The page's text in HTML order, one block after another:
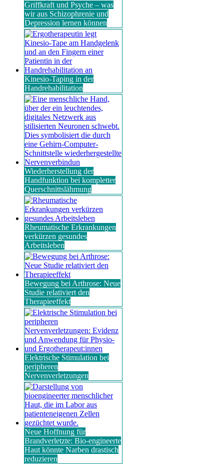
Griffkraft und Psyche – was
wir aus Schizophrenie und
Depression lernen können
Kinesio-Taping in der
Handrehabilitation
Wiederherstellung der
Handfunktion bei kompletter
Querschnittslähmung
Rheumatische Erkrankungen
verkürzen gesundes
Arbeitsleben
Bewegung bei Arthrose: Neue
Studie relativiert den
Therapieeffekt
Elektrische Stimulation bei
peripheren
Nervenverletzungen
Neue Hoffnung für
Brandverletzte: Bio-engineerte
Haut könnte Narben drastisch
reduzieren